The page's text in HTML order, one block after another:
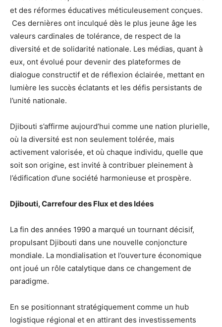
et des réformes éducatives méticuleusement conçues.
Ces dernières ont inculqué dès le plus jeune âge les
valeurs cardinales de tolérance, de respect de la
diversité et de solidarité nationale. Les médias, quant à
eux, ont évolué pour devenir des plateformes de
dialogue constructif et de réflexion éclairée, mettant en
lumière les succès éclatants et les défis persistants de
l’unité nationale.
Djibouti s’affirme aujourd’hui comme une nation plurielle,
où la diversité est non seulement tolérée, mais
activement valorisée, et où chaque individu, quelle que
soit son origine, est invité à contribuer pleinement à
l’édification d’une société harmonieuse et prospère.
Djibouti, Carrefour des Flux et des Idées
La fin des années 1990 a marqué un tournant décisif,
propulsant Djibouti dans une nouvelle conjoncture
mondiale. La mondialisation et l’ouverture économique
ont joué un rôle catalytique dans ce changement de
paradigme.
En se positionnant stratégiquement comme un hub
logistique régional et en attirant des investissements